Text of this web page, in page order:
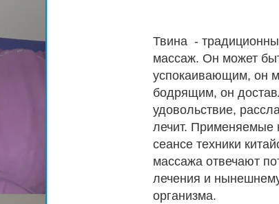
Твина -
массаж. Он может
успокаивающим, он
бодрящим, он
удовольствие,
лечит. Применяемые
сеансе техники
массажа отвечают
лечения и
организма.